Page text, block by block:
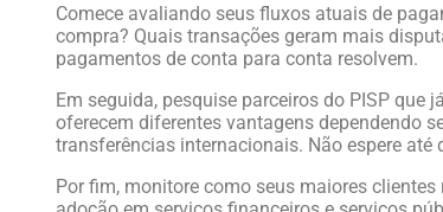
Comece avaliando seus fluxos atuais de
compra? Quais transações geram mais
pagamentos de conta para conta resolvem.
Em seguida, pesquise parceiros do PISP que
oferecem diferentes vantagens dependendo
transferências internacionais. Não espere até
Por fim, monitore como seus maiores